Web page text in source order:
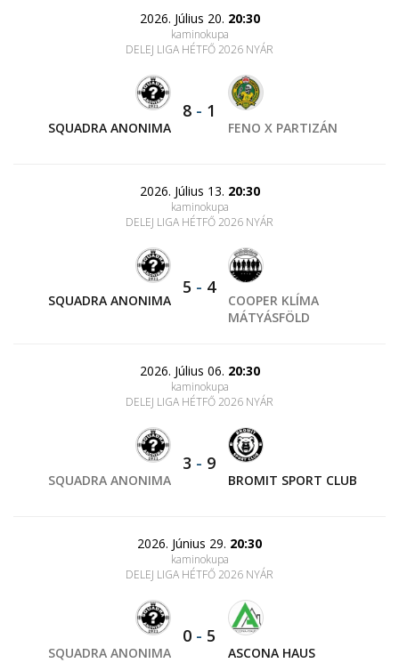
2026. Július 20. 20:30
kaminokupa
DELEJ LIGA HÉTFŐ 2026 NYÁR
SQUADRA ANONIMA
8 - 1
FENO X PARTIZÁN
2026. Július 13. 20:30
kaminokupa
DELEJ LIGA HÉTFŐ 2026 NYÁR
SQUADRA ANONIMA
5 - 4
COOPER KLÍMA
MÁTYÁSFÖLD
2026. Július 06. 20:30
kaminokupa
DELEJ LIGA HÉTFŐ 2026 NYÁR
SQUADRA ANONIMA
3 - 9
BROMIT SPORT CLUB
2026. Június 29. 20:30
kaminokupa
DELEJ LIGA HÉTFŐ 2026 NYÁR
SQUADRA ANONIMA
0 - 5
ASCONA HAUS